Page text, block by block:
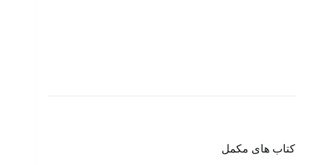
کتاب های مکمل